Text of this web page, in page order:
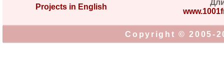
Projects in English
Copyright © 2005-